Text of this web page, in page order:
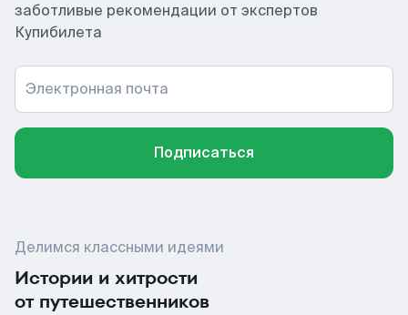
заботливые рекомендации от экспертов
Купибилета
Электронная почта
Подписаться
Делимся классными идеями
Истории и хитрости
от путешественников